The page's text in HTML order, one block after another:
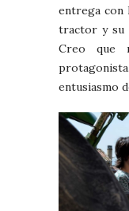
entrega con
tractor y su
Creo que
entusiasmo